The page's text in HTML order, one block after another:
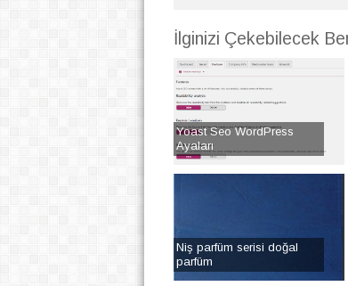
İlginizi Çekebilecek
Yoast Seo WordPress
Ayaları
Niş parfüm serisi doğal
parfüm